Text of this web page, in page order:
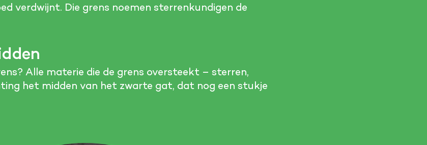
verdwijnt. Die grens noemen sterrenkundigen de
Alle materie die de grens oversteekt – sterren,
het midden van het zwarte gat, dat nog een stukje